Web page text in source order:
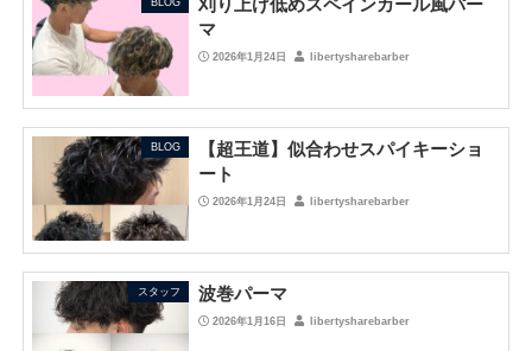
刈り上げ低めスペインカール風パー
マ
2026年1月24日 libertysharebarber
BLOG
【超王道】似合わせスパイキーショ
ート
2026年1月24日 libertysharebarber
スタッフ 波巻パーマ
2026年1月16日 libertysharebarber